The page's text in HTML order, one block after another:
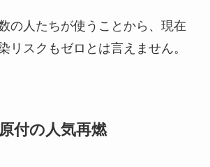
の人たちが使うことから、現在
リスクもゼロとは言えません。
付の人気再燃